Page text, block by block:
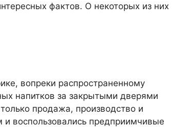
фактов. О некоторых из них
вопреки распространенному
напитков за закрытыми дверями
продажа, производство и
и воспользовались предприимчивые